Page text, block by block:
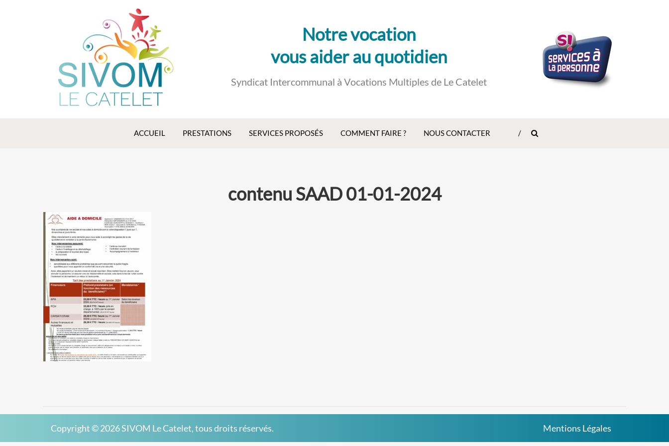
Notre vocation
vous aider au quotidien
Syndicat Intercommunal à Vocations Multiples de Le Catelet
CATELET
Syndicat
Intercommunal
à Vocations
Multiples de Le
Catelet
ACCUEIL PRESTATIONS SERVICES PROPOSÉS COMMENT FAIRE ? NOUS CONTACTER
contenu SAAD 01-01-2024
Copyright © 2026SIVOM Le Catelet, tous droits réservés. Mentions Légales